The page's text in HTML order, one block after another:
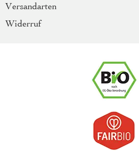
Versandarten
Widerruf